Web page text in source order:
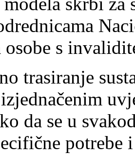
s
trasiranje
da se u
potrebe